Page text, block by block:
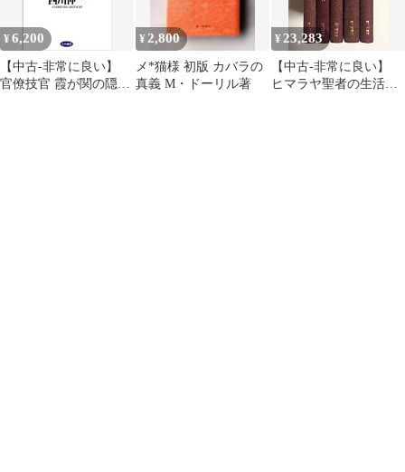
系/東洋神秘/内的探求/
思想書 aaB65ynm5
¥6,200
【中古-非常に良い】
官僚技官 霞が関の隠れ
¥ 2,800
メ*猫様 初版 カバラの
真義 M・ドーリル著
¥ 23,283
【中古-非常に良い】
ヒマラヤ聖者の生活探